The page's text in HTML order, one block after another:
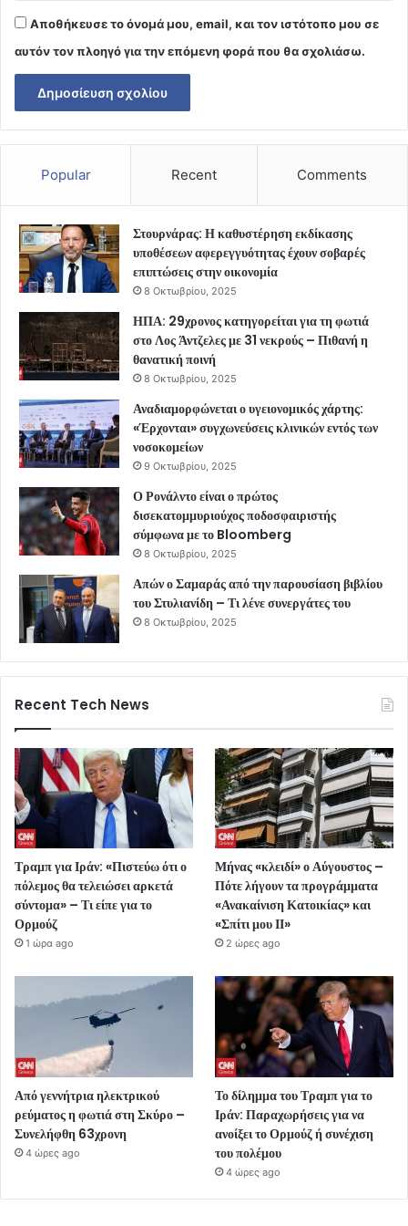
Αποθήκευσε το όνομά μου, email, και τον ιστότοπο μου σε
αυτόν τον πλοηγό για την επόμενη φορά που θα σχολιάσω.
Popular Recent Comments
Στουρνάρας: Η καθυστέρηση εκδίκασης
υποθέσεων αφερεγγυότητας έχουν σοβαρές
επιπτώσεις στην οικονομία
8 Οκτωβρίου, 2025
ΗΠΑ: 29χρονος κατηγορείται για τη φωτιά
στο Λος Άντζελες με 31 νεκρούς – Πιθανή η
θανατική ποινή
8 Οκτωβρίου, 2025
Αναδιαμορφώνεται ο υγειονομικός χάρτης:
«Έρχονται» συγχωνεύσεις κλινικών εντός των
νοσοκομείων
9 Οκτωβρίου, 2025
Ο Ρονάλντο είναι ο πρώτος
δισεκατομμυριούχος ποδοσφαιριστής
σύμφωνα με το Bloomberg
8 Οκτωβρίου, 2025
Απών ο Σαμαράς από την παρουσίαση βιβλίου
του Στυλιανίδη – Τι λένε συνεργάτες του
8 Οκτωβρίου, 2025
Recent Tech News
Τραμπ για Ιράν: «Πιστεύω ότι ο
πόλεμος θα τελειώσει αρκετά
σύντομα» – Τι είπε για το
Ορμούζ
1 ώρα ago
Μήνας «κλειδί» ο Αύγουστος –
Πότε λήγουν τα προγράμματα
«Ανακαίνιση Κατοικίας» και
«Σπίτι μου ΙΙ»
2 ώρες ago
Από γεννήτρια ηλεκτρικού
ρεύματος η φωτιά στη Σκύρο –
Συνελήφθη 63χρονη
4 ώρες ago
Το δίλημμα του Τραμπ για το
Ιράν: Παραχωρήσεις για να
ανοίξει το Ορμούζ ή συνέχιση
του πολέμου
4 ώρες ago